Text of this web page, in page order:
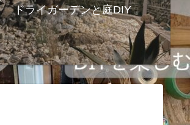
ドライガーデンと庭DIY